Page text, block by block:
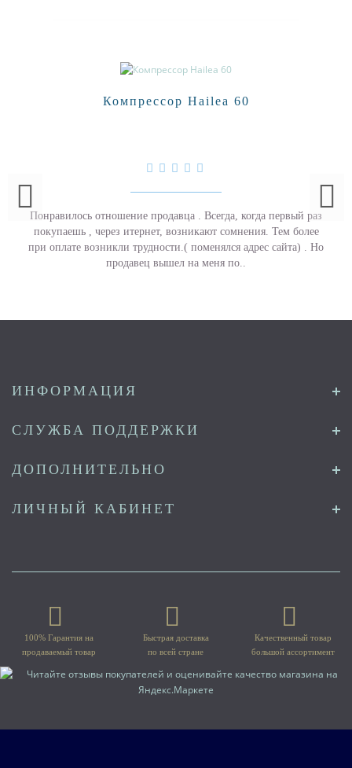
Компрессор Hailea 60
Понравилось отношение продавца . Всегда, когда первый раз
покупаешь , через итернет, возникают сомнения. Тем более
при оплате возникли трудности.( поменялся адрес сайта) . Но
продавец вышел на меня по..
ИНФОРМАЦИЯ
СЛУЖБА ПОДДЕРЖКИ
ДОПОЛНИТЕЛЬНО
ЛИЧНЫЙ КАБИНЕТ
100% Гарантия на
продаваемый товар
Быстрая доставка
по всей стране
Качественный товар
большой ассортимент